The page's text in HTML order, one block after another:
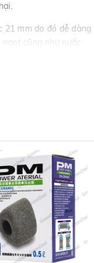
21 mm do đó dễ dàng
cũng như nước